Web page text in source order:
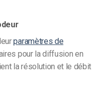
paramètres de
pour la diffusion en
la résolution et le débit